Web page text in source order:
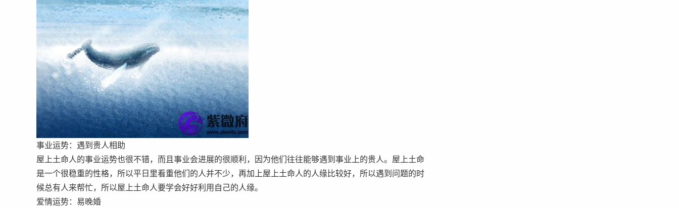
事业运势：遇到贵人相助
屋上土命人的事业运势也很不错，而且事业会进展的很顺利，因为他们往往能够遇到事业上的贵人。屋上土命
是一个很稳重的性格，所以平日里看重他们的人并不少，再加上屋上土命人的人缘比较好，所以遇到问题的时
候总有人来帮忙，所以屋上土命人要学会好好利用自己的人缘。
爱情运势：易晚婚